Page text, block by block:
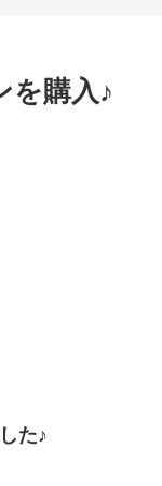
を購入♪
た♪